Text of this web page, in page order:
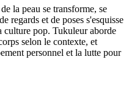
la peau se transforme, se
regards et de poses s'esquisse
culture pop. Tukuleur aborde
selon le contexte, et
personnel et la lutte pour